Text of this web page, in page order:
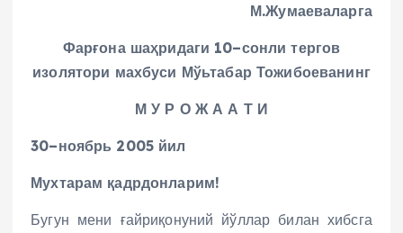
М.Жумаеваларга
Фарғона шаҳридаги 10–сонли тергов
изолятори махбуси Мўьтабар Тожибоеванинг
М У Р О Ж А А Т И
30–ноябрь 2005 йил
Мухтарам қадрдонларим!
Бугун мени ғайриқонуний йўллар билан хибсга